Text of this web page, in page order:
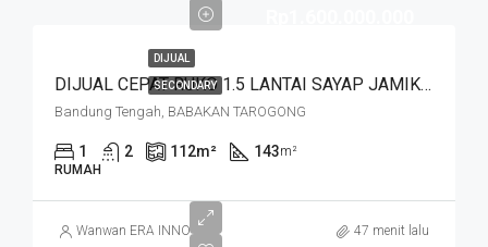
DIJUAL
SECONDARY DIJUAL CEPAT RUKO 1.5 LANTAI SAYAP JAMIKA MASUK HNYA 30 MTR DR JALAN MAIN ROAD JAMIKA HARGA MURAHHH. JL BABAKAN TAROGONG
Bandung Tengah, BABAKAN TAROGONG
1 2 112m² 143m²
RUMAH
Wanwan ERA INNO 47 menit lalu